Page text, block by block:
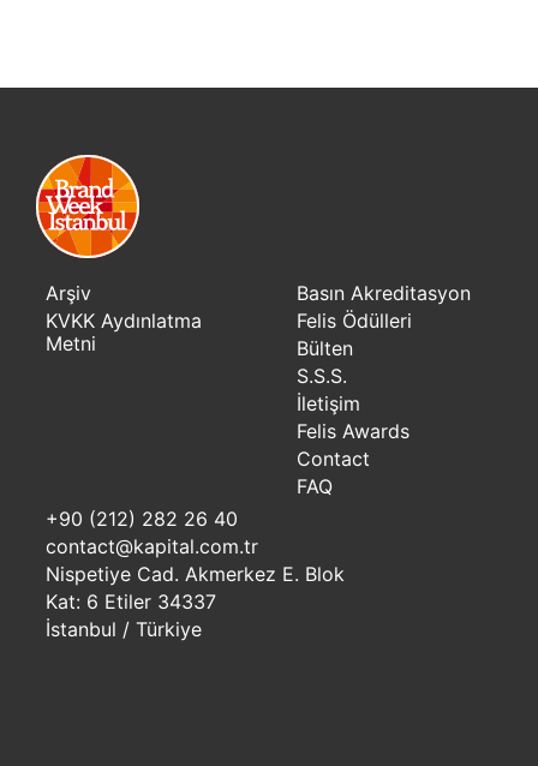
Arşiv
KVKK Aydınlatma
Metni
Basın Akreditasyon
Felis Ödülleri
Bülten
S.S.S.
İletişim
Felis Awards
Contact
FAQ
+90 (212) 282 26 40
contact@kapital.com.tr
Nispetiye Cad. Akmerkez E. Blok
Kat: 6 Etiler 34337
İstanbul / Türkiye